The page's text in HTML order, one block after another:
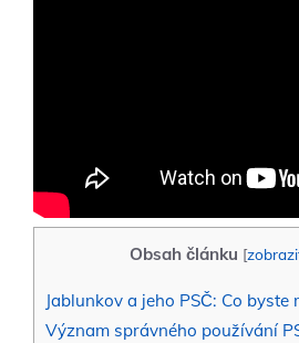
Obsah článku [
Jablunkov a jeho PSČ: Co byste
Význam správného používání